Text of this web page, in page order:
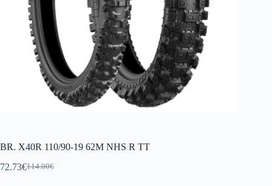
BR. X40R 110/90-19 62M NHS R TT
114.00€
72.73€